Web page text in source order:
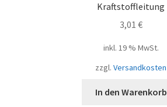
Kraftstoffleitung
3,01 €
inkl. 19 % MwSt.
zzgl. Versandkosten
In den Warenkorb